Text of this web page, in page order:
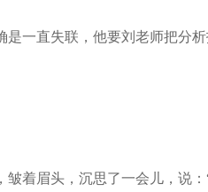
直失联，他要刘老师把分析
着眉头，沉思了一会儿，说：